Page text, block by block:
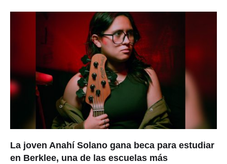
La joven Anahí Solano gana beca para estudiar
en Berklee, una de las escuelas más